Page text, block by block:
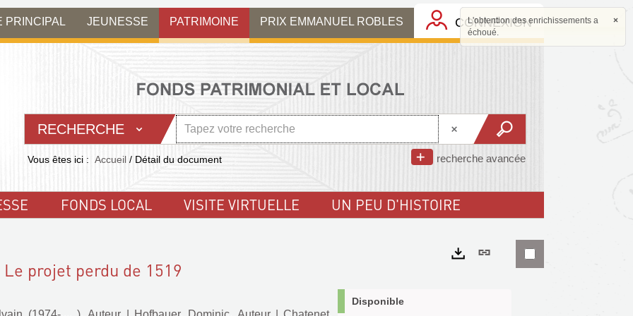
PRINCIPAL JEUNESSE PATRIMOINE PRIX EMMANUEL ROBLES CONNEXION
RECHERCHE
recherche avancée
Vous êtes ici : Accueil / Détail du document
FONDS LOCAL VISITE VIRTUELLE UN PEU D'HISTOIRE
projet perdu de 1519
Lien
Disponible
×
L'obtention des enrichissements a
échoué.